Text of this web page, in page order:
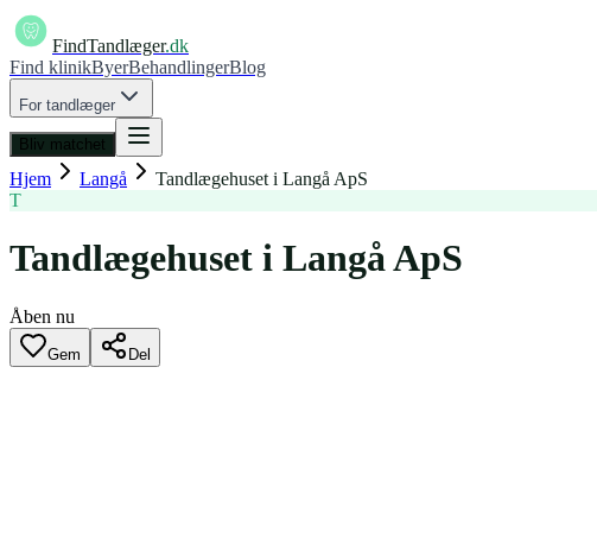
FindTandlæger.dk
Find klinikByerBehandlingerBlog
For tandlæger
Bliv matchet
Hjem Langå
Tandlægehuset i Langå ApS
T
Tandlægehuset i Langå ApS
Åben nu
Gem Del